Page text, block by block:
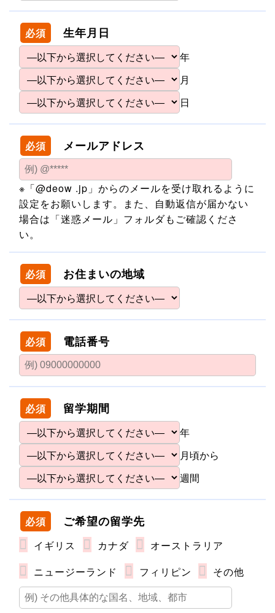
必須 生年月日
年
月
日
必須 メールアドレス
※「@deow .jp」からのメールを受け取れるように
設定をお願いします。また、自動返信が届かない
場合は「迷惑メール」フォルダもご確認くださ
い。
必須 お住まいの地域
必須 電話番号
必須 留学期間
年
月頃から
週間
必須 ご希望の留学先
イギリス カナダ
オーストラリア
ニュージーランド
フィリピン その他